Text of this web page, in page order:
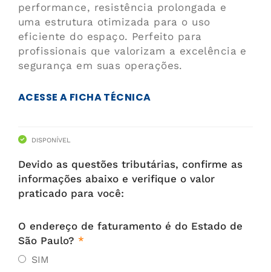
performance, resistência prolongada e
uma estrutura otimizada para o uso
eficiente do espaço. Perfeito para
profissionais que valorizam a excelência e
segurança em suas operações.
ACESSE A FICHA TÉCNICA
DISPONÍVEL
Devido as questões tributárias, confirme as
informações abaixo e verifique o valor
praticado para você:
O endereço de faturamento é do Estado de
São Paulo? *
SIM